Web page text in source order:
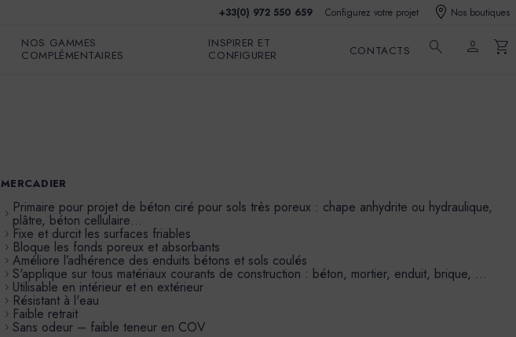
+33(0) 972 550 659 Configurez votre projet Nos boutiques
NOS GAMMES
COMPLÉMENTAIRES
INSPIRER ET
CONFIGURER
CONTACTS search person shopping_cart
MERCADIER
Primaire pour projet de béton ciré pour sols très poreux : chape anhydrite ou hydraulique,
plâtre, béton cellulaire…
Fixe et durcit les surfaces friables
Bloque les fonds poreux et absorbants
Améliore l’adhérence des enduits bétons et sols coulés
S'applique sur tous matériaux courants de construction : béton, mortier, enduit, brique, …
Utilisable en intérieur et en extérieur
Résistant à l'eau
Faible retrait
Sans odeur – faible teneur en COV